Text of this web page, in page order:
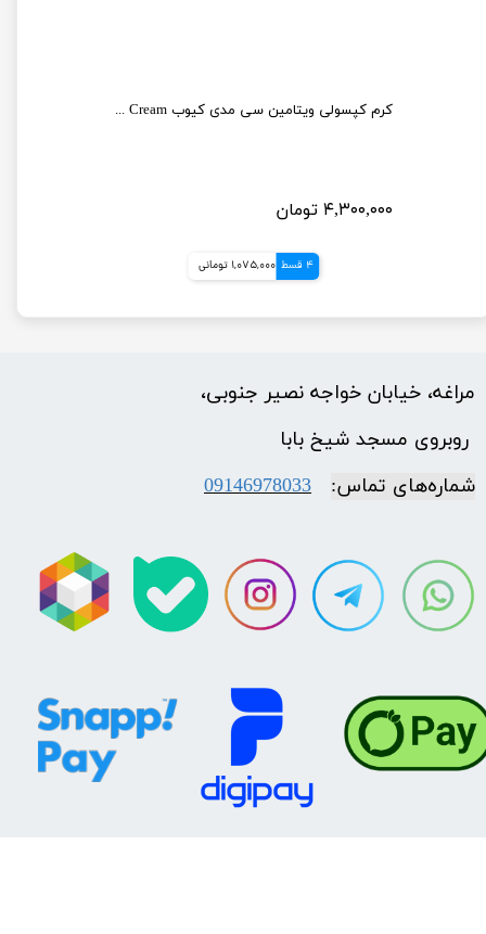
کرم کپسولی ویتامین سی مدی کیوب medicube Deep Vita C Capsule Cream
۴,۳۰۰,۰۰۰ تومان
4 قسط 1,075,000 تومانی
مراغه، خیابان خواجه نصیر جنوبی،
​​​​​​​ روبروی مسجد شیخ بابا
شماره‌‌های تماس:
09146978033